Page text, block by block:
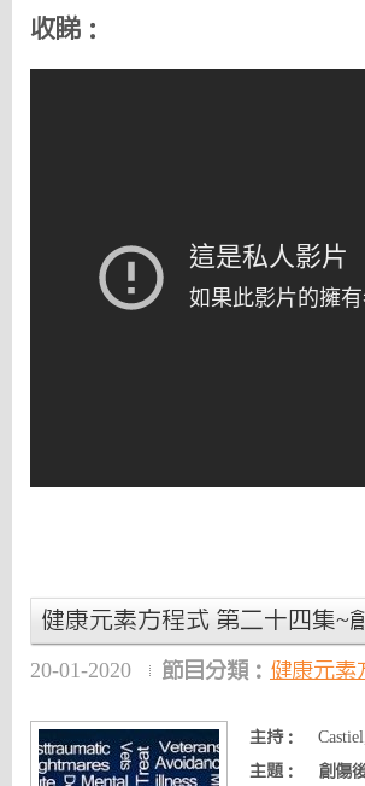
收睇：
健康元素方程式 第二十四集~
20-01-2020 節目分類： 健康元素
主持：
主題：
創傷